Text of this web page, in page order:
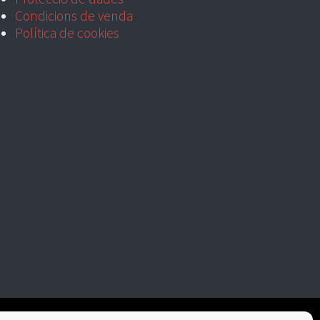
Condicions de venda
Política de cookies